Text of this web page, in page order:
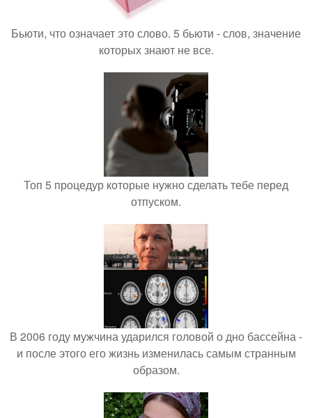
Бьюти, что означает это слово. 5 бьюти - слов, значение
которых знают не все.
Топ 5 процедур которые нужно сделать тебе перед
отпуском.
В 2006 году мужчина ударился головой о дно бассейна -
и после этого его жизнь изменилась самым странным
образом.